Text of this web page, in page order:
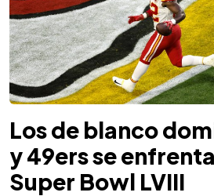
Los de blanco
y 49ers se
Super Bowl LVIII